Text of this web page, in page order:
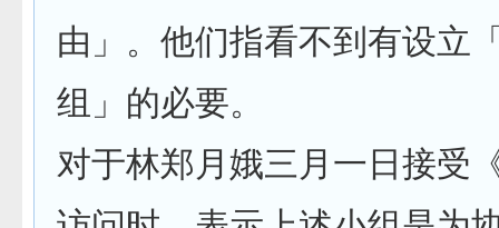
由」。他们指看不到有设立
组」的必要。
对于林郑月娥三月一日接受